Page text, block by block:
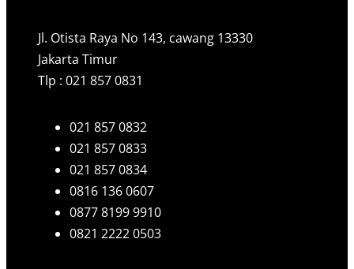
Jl. Otista Raya No 143, cawang 13330
Jakarta Timur
Tlp : 021 857 0831
021 857 0832
021 857 0833
021 857 0834
0816 136 0607
0877 8199 9910
0821 2222 0503